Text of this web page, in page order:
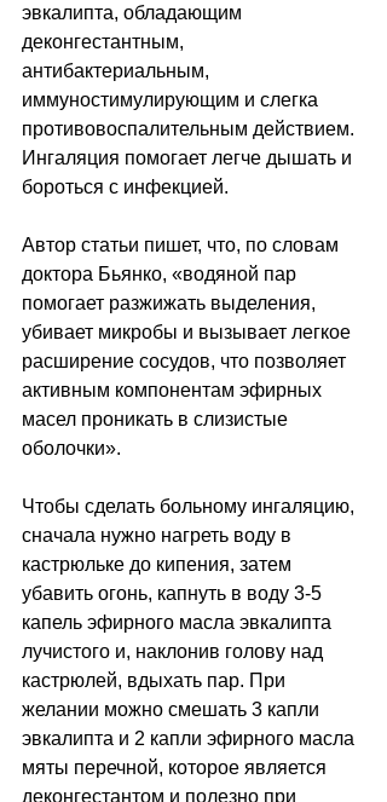
эвкалипта, обладающим
деконгестантным,
антибактериальным,
иммуностимулирующим и слегка
противовоспалительным действием.
Ингаляция помогает легче дышать и
бороться с инфекцией.
Автор статьи пишет, что, по словам
доктора Бьянко, «водяной пар
помогает разжижать выделения,
убивает микробы и вызывает легкое
расширение сосудов, что позволяет
активным компонентам эфирных
масел проникать в слизистые
оболочки».
Чтобы сделать больному ингаляцию,
сначала нужно нагреть воду в
кастрюльке до кипения, затем
убавить огонь, капнуть в воду 3-5
капель эфирного масла эвкалипта
лучистого и, наклонив голову над
кастрюлей, вдыхать пар. При
желании можно смешать 3 капли
эвкалипта и 2 капли эфирного масла
мяты перечной, которое является
деконгестантом и полезно при